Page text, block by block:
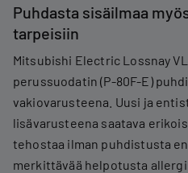
Puhdasta sisäilmaa
tarpeisiin
Mitsubishi Electric Lossnay
perussuodatin (P-80F-E)
vakiovarusteena. Uusi ja
lisävarusteena saatava
tehostaa ilman puhdistusta
merkittävää helpotusta